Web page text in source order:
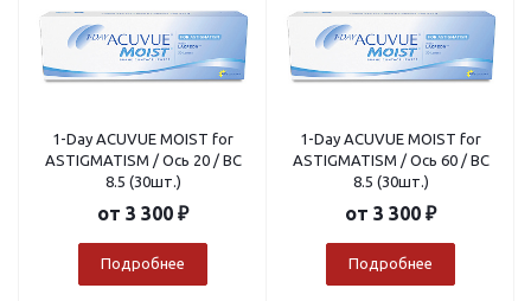
1-Day ACUVUE MOIST for
ASTIGMATISM / Ось 20 / BC
8.5 (30шт.)
от 3 300 ₽
Подробнее
1-Day ACUVUE MOIST for
ASTIGMATISM / Ось 60 / BC
8.5 (30шт.)
от 3 300 ₽
Подробнее